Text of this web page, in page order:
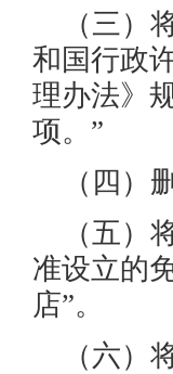
（三）
和国行政
理办法》
项。”
（四）
（五）
准设立的
店”。
（六）